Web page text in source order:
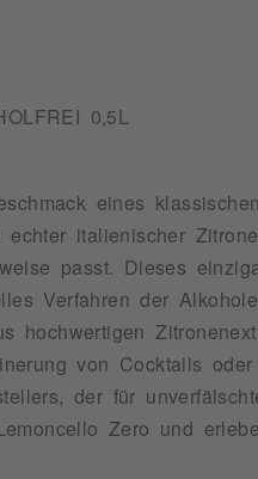
0,5L
eines
italienischer
passt. Dieses
Verfahren der
hochwertigen
von Cocktails
der für
Zero und